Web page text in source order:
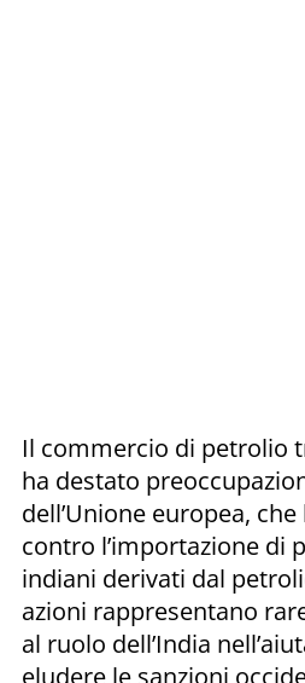
Il commercio di petrolio
ha destato
dell’Unione europea,
contro l’importazione di
indiani derivati dal
azioni rappresentano
al ruolo dell’India
eludere le sanzioni